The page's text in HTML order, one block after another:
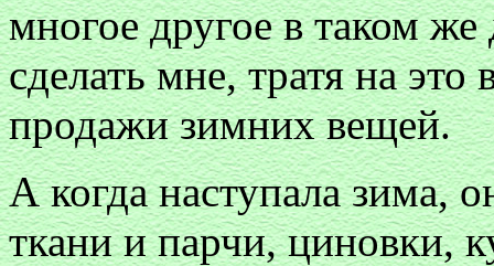
многое другое в таком
сделать мне, тратя на
продажи зимних вещей.
А когда наступала зима,
ткани и парчи, циновки,